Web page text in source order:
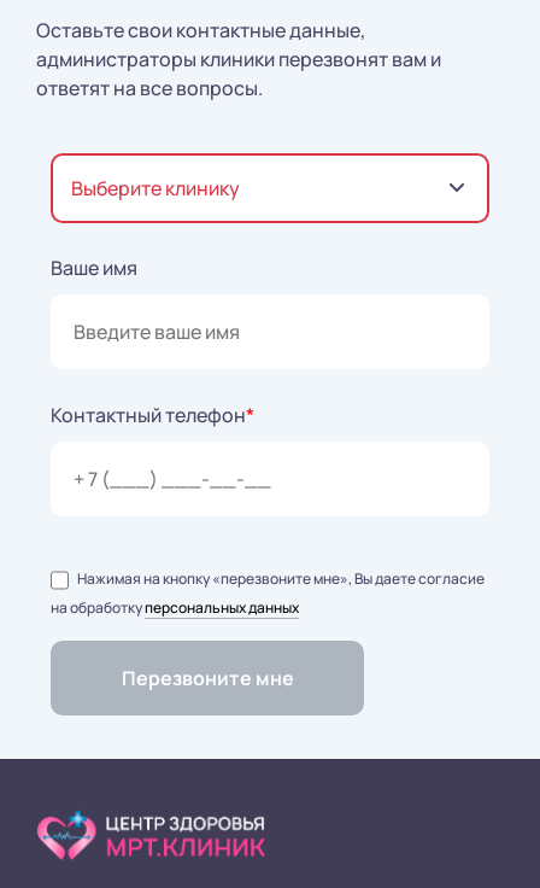
Оставьте свои контактные данные,
администраторы клиники перезвонят вам и
ответят на все вопросы.
Выберите клинику
Ваше имя
Контактный телефон*
Нажимая на кнопку «перезвоните мне», Вы даете согласие
на обработкуперсональных данных